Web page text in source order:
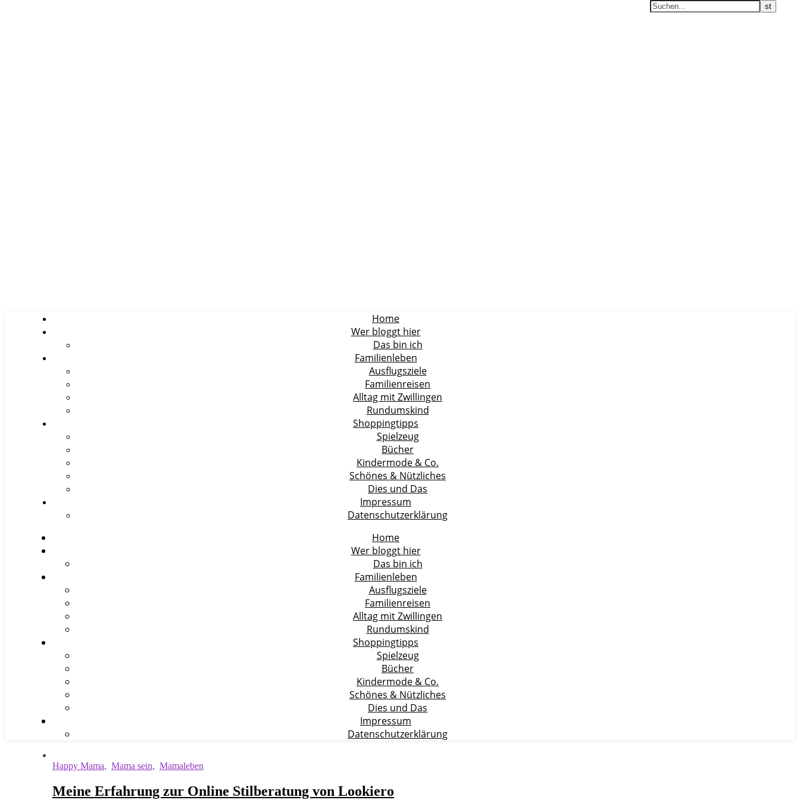
Home
Wer bloggt hier
Das bin ich
Familienleben
Ausflugsziele
Familienreisen
Alltag mit Zwillingen
Rundumskind
Shoppingtipps
Spielzeug
Bücher
Kindermode & Co.
Schönes & Nützliches
Dies und Das
Impressum
Datenschutzerklärung
Home
Wer bloggt hier
Das bin ich
Familienleben
Ausflugsziele
Familienreisen
Alltag mit Zwillingen
Rundumskind
Shoppingtipps
Spielzeug
Bücher
Kindermode & Co.
Schönes & Nützliches
Dies und Das
Impressum
Datenschutzerklärung
Happy Mama, Mama sein, Mamaleben
Meine Erfahrung zur Online Stilberatung von Lookiero